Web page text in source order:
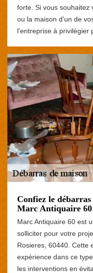
forte. Si vous souhaitez
ou la maison d'un de
l'entreprise à privilégier
Confiez le
Marc Antiquaire
Marc Antiquaire 60 est
solliciter pour votre
Rosieres, 60440. Cette
expérience dans ce
les interventions en